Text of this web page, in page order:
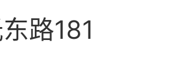
路181